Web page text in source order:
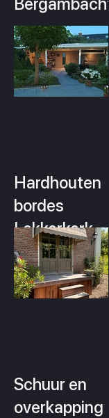
Hardhouten
bordes
Lekkerkerk
Schuur en
overkapping